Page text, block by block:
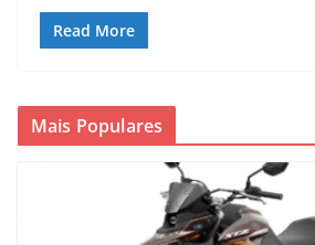
Read More
Mais Populares